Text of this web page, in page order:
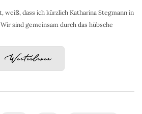
weiß, dass ich kürzlich Katharina Stegmann in
sind gemeinsam durch das hübsche
Weiterlesen